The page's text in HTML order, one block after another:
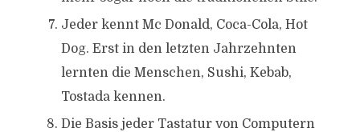
Jeder kennt Mc Donald, Coca-Cola, Hot
Dog. Erst in den letzten Jahrzehnten
lernten die Menschen, Sushi, Kebab,
Tostada kennen.
Die Basis jeder Tastatur von Computern